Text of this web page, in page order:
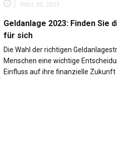
März 30, 2023
Geldanlage 2023: Finden Sie
für sich
Die Wahl der richtigen
Menschen eine wichtige
Einfluss auf ihre finanzielle Zukunft